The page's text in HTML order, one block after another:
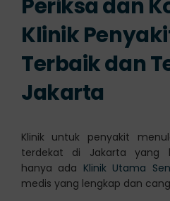
Klinik
Terbaik dan
Jakarta
Klinik untuk penyakit
terdekat di Jakarta yang
hanya ada Klinik Utama
medis yang lengkap dan